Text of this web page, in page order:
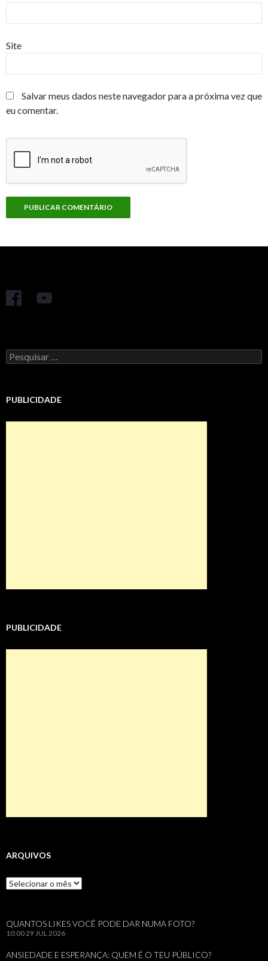
Site
Salvar meus dados neste navegador para a próxima vez que
eu comentar.
Pesquisar
por:
PUBLICIDADE
PUBLICIDADE
ARQUIVOS
Arquivos
QUANTOS LIKES VOCÊ PODE DAR NUMA FOTO?
10:0029 JUL 2026
ANSIEDADE E ESPERANÇA: QUEM É O TEU PÚBLICO?